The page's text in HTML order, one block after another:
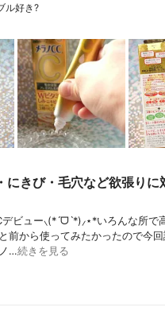
ル好き?
にきび・毛穴など欲張りに
ビュー⸜(*ˊᗜˋ*)⸝⋆*いろんな所で
前から使ってみたかったので今
…続きを見る